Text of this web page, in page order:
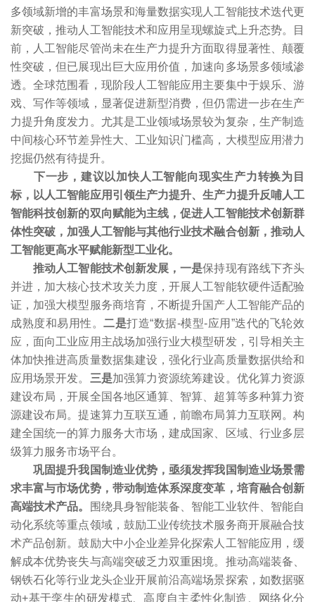
多领域新增的丰富场景和海量数据实现人工智能技术迭代更
新突破，推动人工智能技术和应用呈现螺旋式上升态势。目
前，人工智能尽管尚未在生产力提升方面取得显著性、颠覆
性突破，但已展现出巨大应用价值，加速向多场景多领域渗
透。全球范围看，现阶段人工智能应用主要集中于娱乐、游
戏、写作等领域，显著促进新型消费，但仍需进一步在生产
力提升角度发力。尤其是工业领域场景较为复杂，生产制造
中间核心环节差异性大、工业知识门槛高，大模型应用潜力
挖掘仍然有待提升。
下一步，建议以加快人工智能向现实生产力转换为目
标，以人工智能应用引领生产力提升、生产力提升反哺人工
智能科技创新的双向赋能为主线，促进人工智能技术创新群
体性突破，加强人工智能与其他行业技术融合创新，推动人
工智能更高水平赋能新型工业化。
推动人工智能技术创新发展，一是保持现有路线下齐头
并进，加大核心技术攻关力度，开展人工智能软硬件适配验
证，加强大模型服务商培育，不断提升国产人工智能产品的
成熟度和易用性。二是打造“数据-模型-应用”迭代的飞轮效
应，面向工业应用主战场加强行业大模型研发，引导相关主
体加快推进高质量数据集建设，强化行业高质量数据供给和
应用场景开发。 三是加强算力资源统筹建设。优化算力资源
建设布局，开展全国各地区通算、智算、超算等多种算力资
源建设布局。提速算力互联互通，前瞻布局算力互联网。构
建全国统一的算力服务大市场，建成国家、区域、行业多层
级算力服务市场平台。
巩固提升我国制造业优势，亟须发挥我国制造业场景需
求丰富与市场优势，带动制造体系深度变革，培育融合创新
高端技术产品。
围绕具身智能装备、智能工业软件、智能自
动化系统等重点领域，鼓励工业传统技术服务商开展融合技
术产品创新。鼓励大中小企业差异化探索人工智能应用，缓
解成本优势丧失与高端突破乏力双重困境。推动高端装备、
钢铁石化等行业龙头企业开展前沿高端场景探索，如数据驱
动+基于孪生的研发模式、高度自主柔性化制造、网络化分